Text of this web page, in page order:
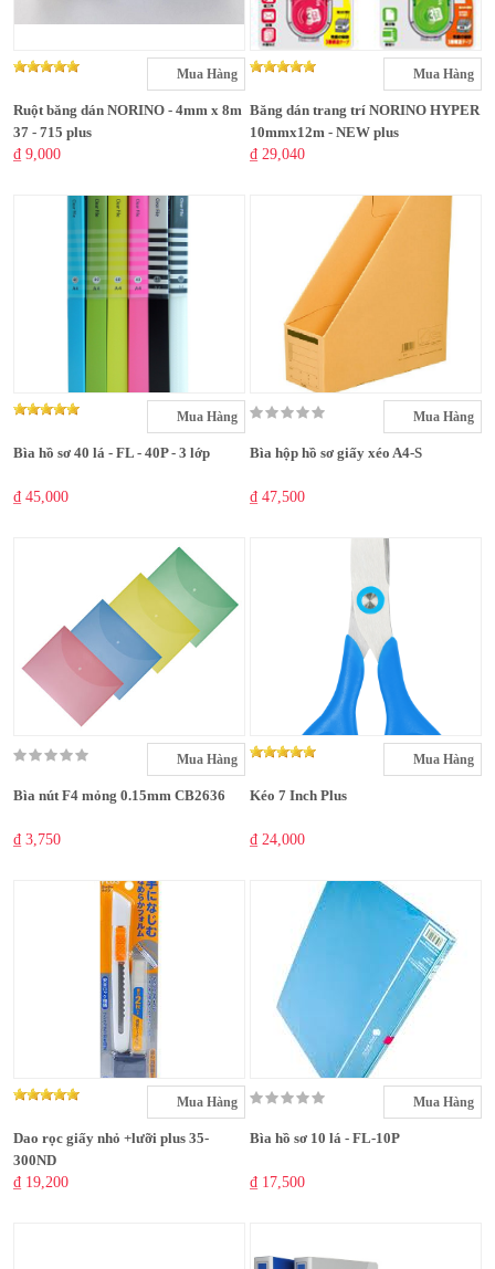
Mua Hàng
Ruột băng dán NORINO - 4mm x 8m
37 - 715 plus
₫ 9,000
Mua Hàng
Băng dán trang trí NORINO HYPER
10mmx12m - NEW plus
₫ 29,040
Mua Hàng
Bìa hồ sơ 40 lá - FL - 40P - 3 lớp
₫ 45,000
Mua Hàng
Bìa hộp hồ sơ giấy xéo A4-S
₫ 47,500
Mua Hàng
Bìa nút F4 mỏng 0.15mm CB2636
₫ 3,750
Mua Hàng
Kéo 7 Inch Plus
₫ 24,000
Mua Hàng
Dao rọc giấy nhỏ +lưỡi plus 35-
300ND
₫ 19,200
Mua Hàng
Bìa hồ sơ 10 lá - FL-10P
₫ 17,500